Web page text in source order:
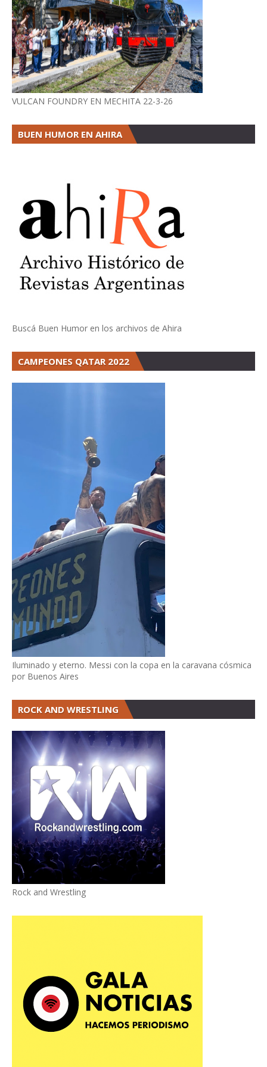
VULCAN FOUNDRY EN MECHITA 22-3-26
BUEN HUMOR EN AHIRA
Buscá Buen Humor en los archivos de Ahira
CAMPEONES QATAR 2022
Iluminado y eterno. Messi con la copa en la caravana cósmica
por Buenos Aires
ROCK AND WRESTLING
Rock and Wrestling